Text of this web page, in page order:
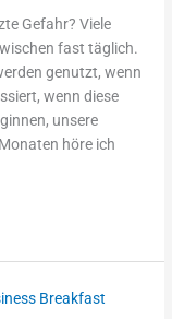
Gefahr? Viele
fast täglich.
genutzt, wenn
wenn diese
unsere
höre ich